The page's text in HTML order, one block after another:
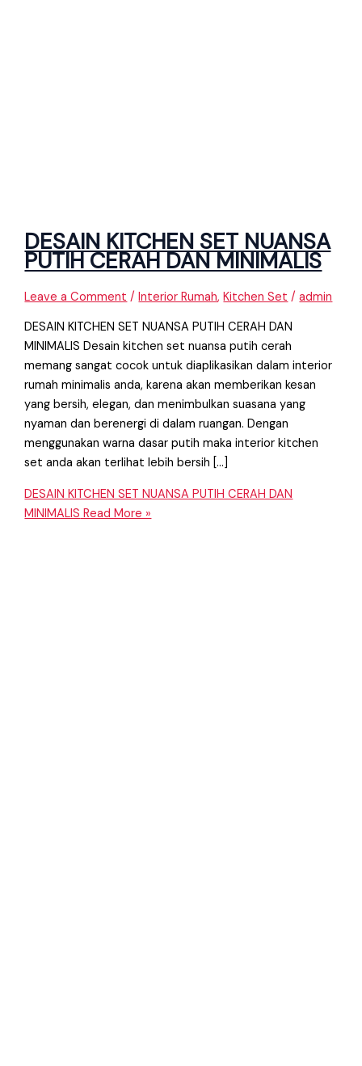
DESAIN KITCHEN SET NUANSA
PUTIH CERAH DAN MINIMALIS
Leave a Comment /Interior Rumah,Kitchen Set /admin
DESAIN KITCHEN SET NUANSA PUTIH CERAH DAN
MINIMALIS Desain kitchen set nuansa putih cerah
memang sangat cocok untuk diaplikasikan dalam interior
rumah minimalis anda, karena akan memberikan kesan
yang bersih, elegan, dan menimbulkan suasana yang
nyaman dan berenergi di dalam ruangan. Dengan
menggunakan warna dasar putih maka interior kitchen
set anda akan terlihat lebih bersih […]
DESAIN KITCHEN SET NUANSA PUTIH CERAH DAN
MINIMALIS Read More »